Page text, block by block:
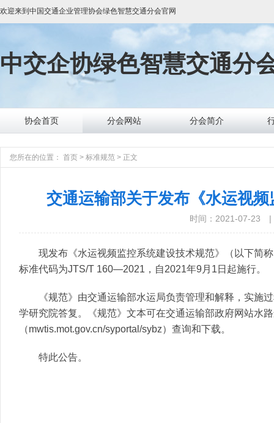
欢迎来到 中国交通企业管理协会绿色智慧交通分会官网
中交企协绿色智慧交通分
协会首页 分会网站 分会简介
您所在的位置： 首页 > 标准规范 > 正文
交通运输部关于发布《水运视
时间：2021-07-23 |
现发布《水运视频监控系统建设技术规范》（以下简
标准代码为JTS/T 160—2021，自2021年9月1日起施行。
《规范》由交通运输部水运局负责管理和解释，实施
学研究院答复。《规范》文本可在交通运输部政府网站水
（mwtis.mot.gov.cn/syportal/sybz）查询和下载。
特此公告。